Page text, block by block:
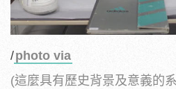
/photo via
(這麼具有歷史背景及意義的